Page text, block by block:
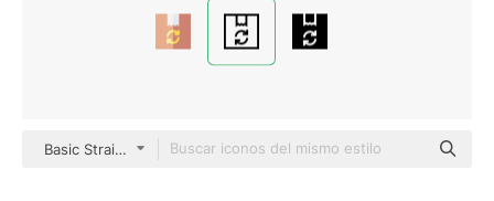
Basic Straight Lineal